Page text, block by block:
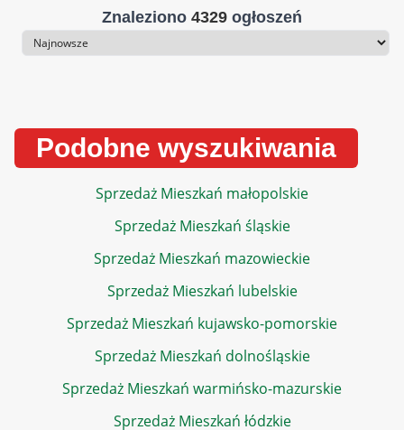
Znaleziono 4329 ogłoszeń
Sortowanie
Podobne wyszukiwania
Sprzedaż Mieszkań małopolskie
Sprzedaż Mieszkań śląskie
Sprzedaż Mieszkań mazowieckie
Sprzedaż Mieszkań lubelskie
Sprzedaż Mieszkań kujawsko-pomorskie
Sprzedaż Mieszkań dolnośląskie
Sprzedaż Mieszkań warmińsko-mazurskie
Sprzedaż Mieszkań łódzkie